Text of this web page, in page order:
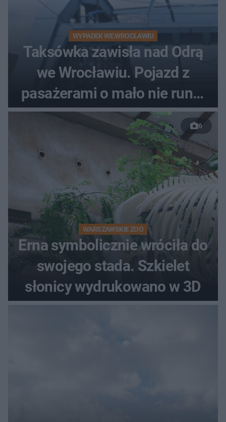
WYPADEK WE WROCŁAWIU
Taksówka zawisła nad Odrą
we Wrocławiu. Pojazd z
pasażerami o mało nie runął
do rzeki
6
WARSZAWSKIE ZOO
Erna symbolicznie wróciła do
swojego stada. Szkielet
słonicy wydrukowano w 3D